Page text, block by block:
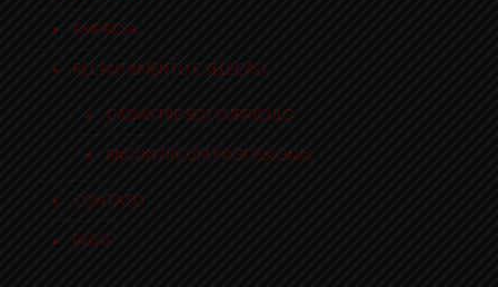
EMPRESA
RECRUTAMENTO E SELEÇÃO
CADASTRE SEU CURRÍCULO
ENCONTRE UM PROFISSIONAL
CONTATO
BLOG